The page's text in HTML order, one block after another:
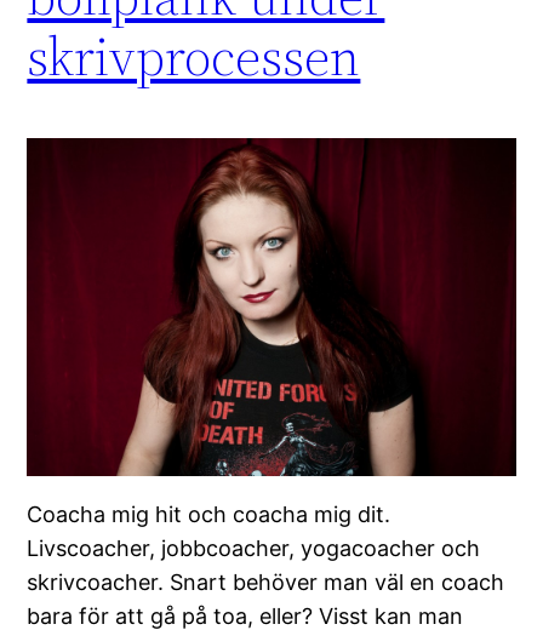
skrivprocessen
Coacha mig hit och coacha mig dit.
Livscoacher, jobbcoacher, yogacoacher och
skrivcoacher. Snart behöver man väl en coach
bara för att gå på toa, eller? Visst kan man